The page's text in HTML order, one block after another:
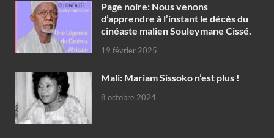
Page noire: Nous venons
d’apprendre à l’instant le décès du
cinéaste malien Souleymane Cissé.
19 février 2025
Mali: Mariam Sissoko n’est plus !
8 octobre 2024